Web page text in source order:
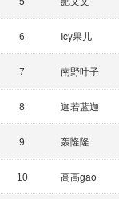
6 Icy果儿
7 南野叶子
8 迦若蓝迦
9 轰隆隆
10 高高gao